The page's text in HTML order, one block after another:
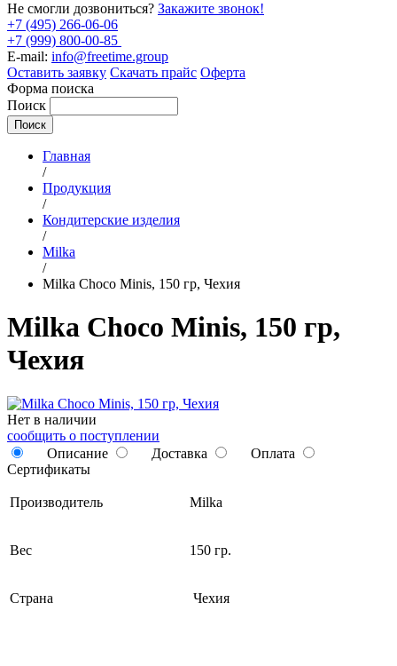
Не смогли дозвониться? Закажите звонок!
+7 (495) 266-06-06
+7 (999) 800-00-85
E-mail: info@freetime.group
Оставить заявку Скачать прайс Оферта
Форма поиска
Поиск
Главная
/
Продукция
/
Кондитерские изделия
/
Milka
/
Milka Choco Minis, 150 гр, Чехия
Milka Choco Minis, 150 гр,
Чехия
Нет в наличии
сообщить о поступлении
Описание
Доставка
Оплата
Сертификаты
Производитель Milka
Вес 150 гр.
Страна Чехия